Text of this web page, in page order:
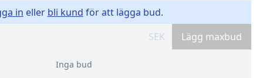
in eller bli kund för att lägga bud.
SEK
Lägg maxbud
Inga bud